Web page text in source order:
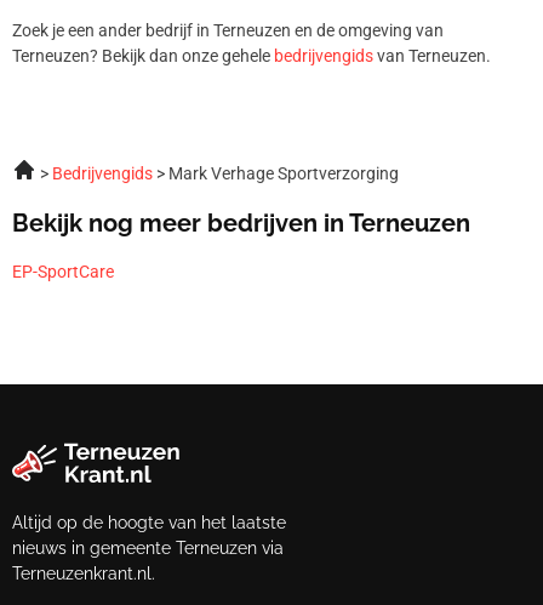
Zoek je een ander bedrijf in Terneuzen en de omgeving van
Terneuzen? Bekijk dan onze gehele bedrijvengidsvan Terneuzen.
Bedrijvengids Mark Verhage Sportverzorging
Bekijk nog meer bedrijven in Terneuzen
EP-SportCare
Altijd op de hoogte van het laatste
nieuws in gemeente Terneuzen via
Terneuzenkrant.nl.